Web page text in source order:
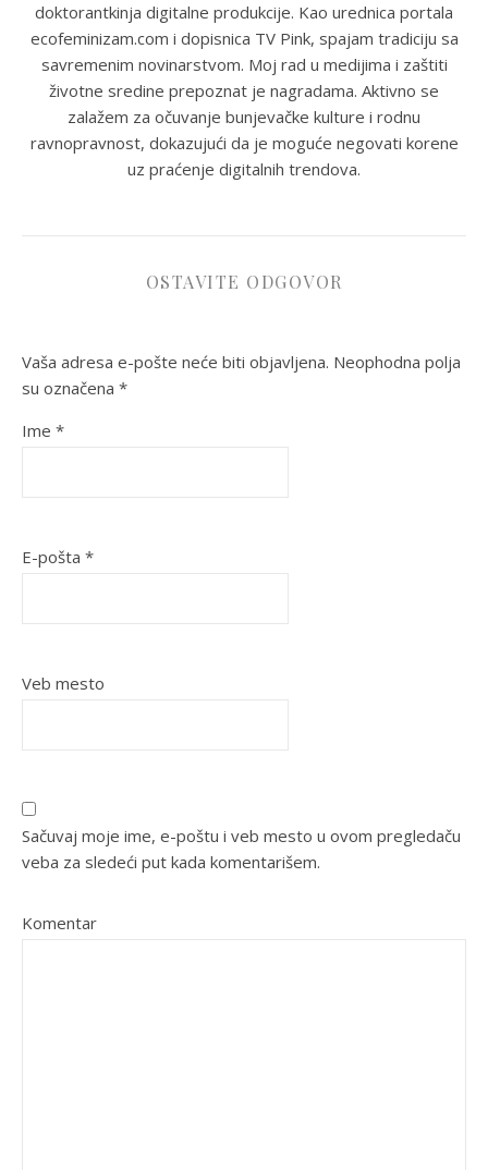
doktorantkinja digitalne produkcije. Kao urednica portala
ecofeminizam.com i dopisnica TV Pink, spajam tradiciju sa
savremenim novinarstvom. Moj rad u medijima i zaštiti
životne sredine prepoznat je nagradama. Aktivno se
zalažem za očuvanje bunjevačke kulture i rodnu
ravnopravnost, dokazujući da je moguće negovati korene
uz praćenje digitalnih trendova.
OSTAVITE ODGOVOR
Vaša adresa e-pošte neće biti objavljena. Neophodna polja
su označena *
Ime *
E-pošta *
Veb mesto
Sačuvaj moje ime, e-poštu i veb mesto u ovom pregledaču
veba za sledeći put kada komentarišem.
Komentar